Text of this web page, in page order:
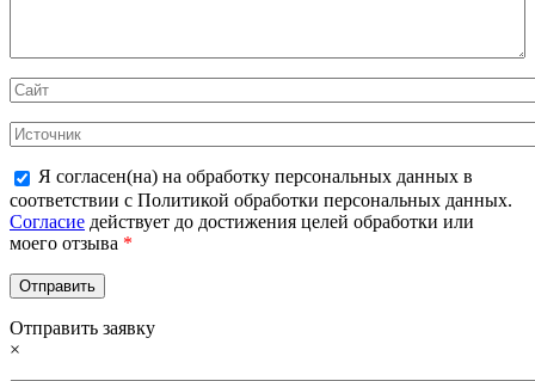
Я согласен(на) на обработку персональных данных в
соответствии с Политикой обработки персональных данных.
Согласие действует до достижения целей обработки или
моего отзыва *
Отправить заявку
×